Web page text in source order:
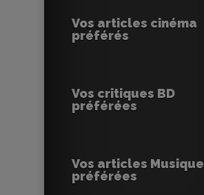
Vos articles cinéma
préférés
Vos critiques BD
préférées
Vos articles Musique
préférées